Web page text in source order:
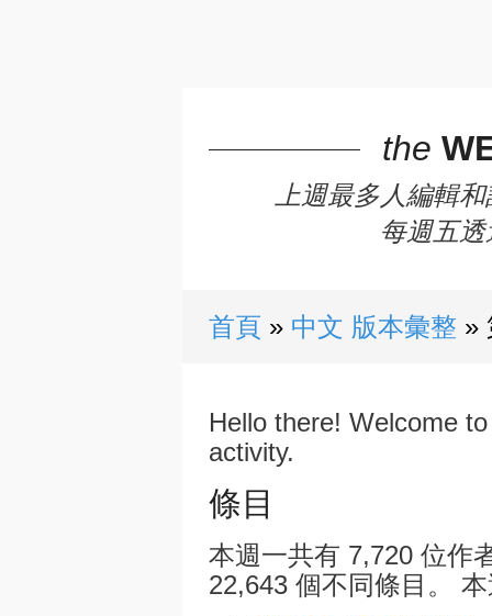
the
上週最多人編輯
每週五
首頁 中文 版本彙整
Hello there! Welcome
activity.
條目
本週一共有 7,720 位作
22,643 個不同條目。